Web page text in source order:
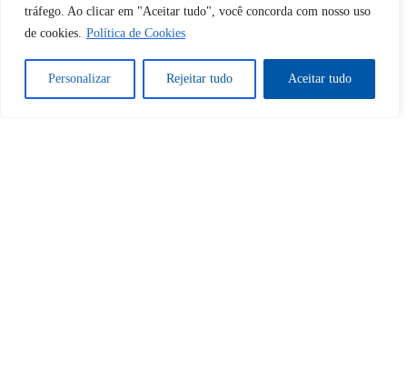
tráfego. Ao clicar em "Aceitar tudo", você concorda com nosso uso
de cookies. Política de Cookies
Personalizar Rejeitar tudo Aceitar tudo
Desbloquear esquerda : 0
Sim Não